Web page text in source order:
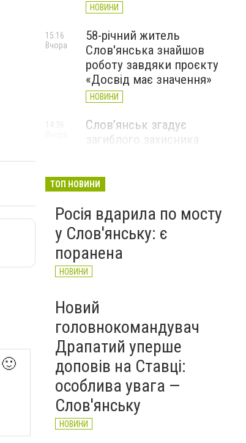
🙂
НОВИНИ
58-річний житель
Слов'янська знайшов
роботу завдяки проєкту
«Досвід має значення»
НОВИНИ
15:16
Вчора
Слов’янськ згадує
загиблого захисника
НОВИНИ
ТОП НОВИНИ
Росія вдарила по мосту
у Слов'янську: є
поранена
НОВИНИ
Новий
головнокомандувач
Драпатий уперше
доповів на Ставці:
особлива увага —
Слов'янську
НОВИНИ